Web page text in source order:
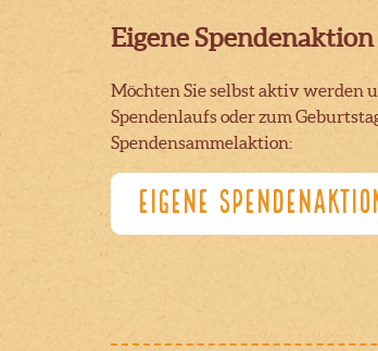
Eigene
Möchten Sie selbst aktiv werden
Spendenlaufs oder zum
Spendensammelaktion:
EIGENE